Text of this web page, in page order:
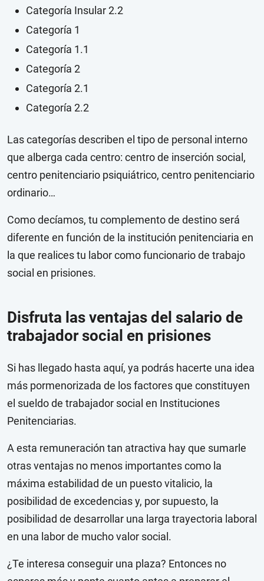
Categoría Insular 2.2
Categoría 1
Categoría 1.1
Categoría 2
Categoría 2.1
Categoría 2.2
Las categorías describen el tipo de personal interno
que alberga cada centro: centro de inserción social,
centro penitenciario psiquiátrico, centro penitenciario
ordinario…
Como decíamos, tu complemento de destino será
diferente en función de la institución penitenciaria en
la que realices tu labor como funcionario de trabajo
social en prisiones.
Disfruta las ventajas del salario de
trabajador social en prisiones
Si has llegado hasta aquí, ya podrás hacerte una idea
más pormenorizada de los factores que constituyen
el sueldo de trabajador social en Instituciones
Penitenciarias.
A esta remuneración tan atractiva hay que sumarle
otras ventajas no menos importantes como la
máxima estabilidad de un puesto vitalicio, la
posibilidad de excedencias y, por supuesto, la
posibilidad de desarrollar una larga trayectoria laboral
en una labor de mucho valor social.
¿Te interesa conseguir una plaza? Entonces no